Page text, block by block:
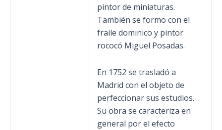
pintor de miniaturas.
También se formo con el
fraile dominico y pintor
rococó Miguel Posadas.
En 1752 se trasladó a
Madrid con el objeto de
perfeccionar sus estudios.
Su obra se caracteriza en
general por el efecto